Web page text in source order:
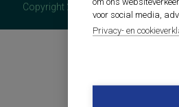
voor social media,
Privacy- en
Copyright 2026 - COTAN